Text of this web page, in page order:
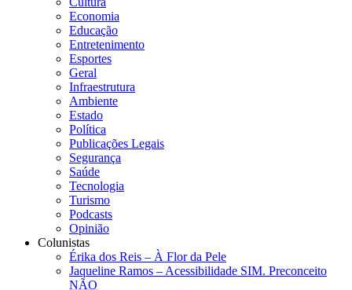
Economia
Educação
Entretenimento
Esportes
Geral
Infraestrutura
Ambiente
Estado
Política
Publicações Legais
Segurança
Saúde
Tecnologia
Turismo
Podcasts
Opinião
Colunistas
Érika dos Reis​ – À Flor da Pele
Jaqueline Ramos – Acessibilidade SIM. Preconceito
NÃO